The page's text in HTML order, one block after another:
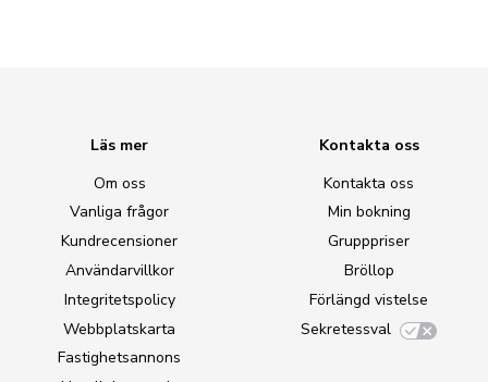
Läs mer
Om oss
Vanliga frågor
Kundrecensioner
Användarvillkor
Integritetspolicy
Webbplatskarta
Fastighetsannons
Kontakta oss
Kontakta oss
Min bokning
Grupppriser
Bröllop
Förlängd vistelse
Sekretessval